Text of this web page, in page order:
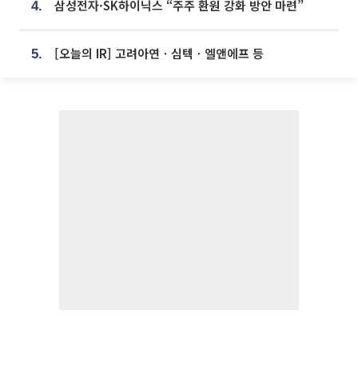
4. 삼성전자·SK하이닉스 “주주 환원 강화 방안 마련”
5. [오늘의 IR] 고려아연ㆍ심텍ㆍ엘앤에프 등